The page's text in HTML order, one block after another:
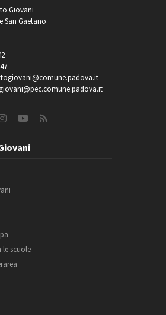
Giovani
San Gaetano
scuole